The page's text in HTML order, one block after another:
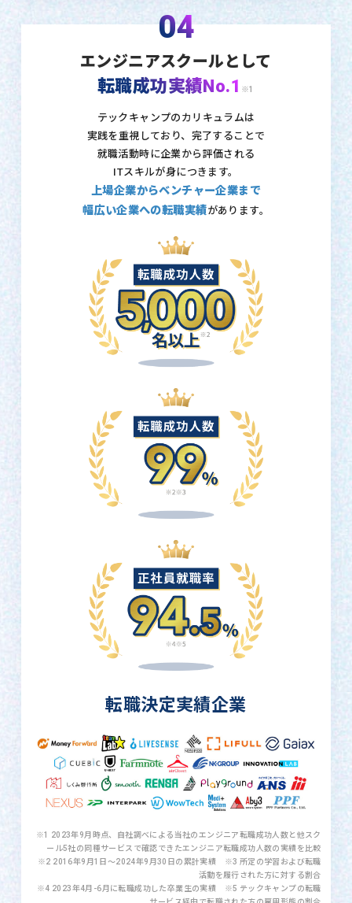
04
エンジニアスクールとして
転職成功実績No.1 ※1
テックキャンプのカリキュラムは
実践を重視しており、 完了することで
就職活動時に企業から評価される
ITスキルが身につきます。
上場企業からベンチャー企業まで
幅広い企業への転職実績があります。
転職決定実績企業
※1 2023年9月時点、自社調べによる当社のエンジニア転職成功人数と他スク
ール5社の同種サービスで確認できたエンジニア転職成功人数の実績を比較
※2 2016年9月1日〜2024年9月30日の累計実績 ※3 所定の学習および転職
活動を履行された方に対する割合
※4 2023年4月-6月に転職成功した卒業生の実績 ※5 テックキャンプの転職